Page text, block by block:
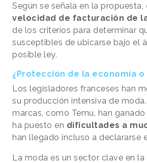
Según se señala en la propuesta,
velocidad de facturación de
de los criterios para determinar
susceptibles de ubicarse bajo el
posible ley.
¿Protección de la economía
Los legisladores franceses han
su producción intensiva de
marcas, como Temu, han
ha puesto en dificultades a
han llegado incluso a declararse
La moda es un sector clave en